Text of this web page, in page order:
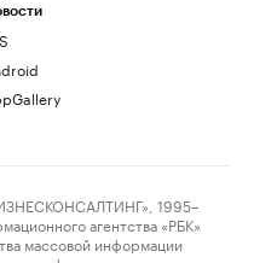
1995–
агентства «РБК»
массовой информации